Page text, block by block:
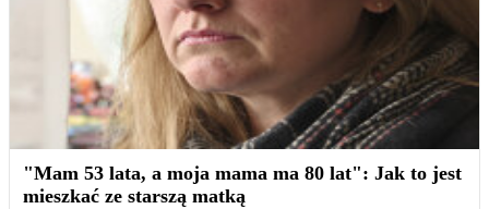
"Mam 53 lata, a moja mama ma 80 lat": Jak to jest
mieszkać ze starszą matką